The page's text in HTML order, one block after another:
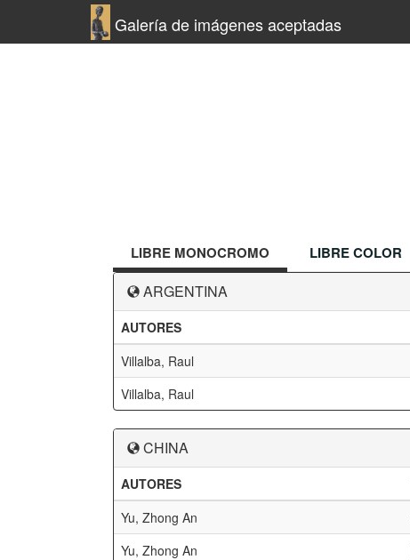
Galería de imágenes aceptadas
LIBRE MONOCROMO LIBRE COLOR
ARGENTINA
AUTORES
Villalba, Raul
Villalba, Raul
CHINA
AUTORES
Yu, Zhong An
Yu, Zhong An